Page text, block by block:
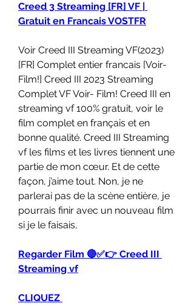
Creed 3 Streaming [FR] VF |
Gratuit en Francais VOSTFR
Voir Creed III Streaming VF(2023)
[FR] Complet entier francais [Voir-
Film!] Creed III 2023 Streaming
Complet VF Voir- Film! Creed III en
streaming vf 100% gratuit, voir le
film complet en français et en
bonne qualité. Creed III Streaming
vf les films et les livres tiennent une
partie de mon cœur. Et de cette
façon, j’aime tout. Non, je ne
parlerai pas de la scène entière, je
pourrais finir avec un nouveau film
si je le faisais,
Regarder Film 🔴✅👉 Creed III
Streaming vf
CLIQUEZ